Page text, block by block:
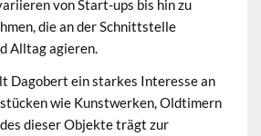
von Start-ups bis hin zu
die an der Schnittstelle
Alltag agieren.
Dagobert ein starkes Interesse an
wie Kunstwerken, Oldtimern
dieser Objekte trägt zur